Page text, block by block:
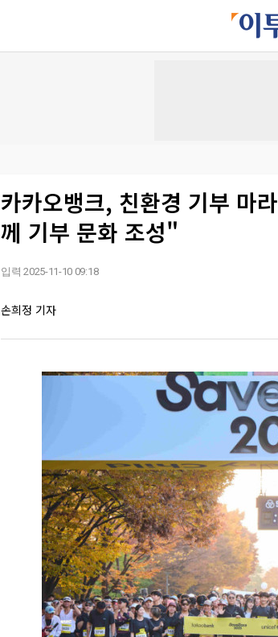
카카오뱅크, 친환경 기부 마
께 기부 문화 조성"
입력 2025-11-10 09:18
손희정 기자